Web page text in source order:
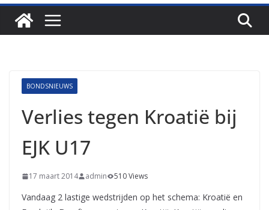
BONDSNIEUWS
Verlies tegen Kroatië bij
EJK U17
17 maart 2014 admin 510 Views
Vandaag 2 lastige wedstrijden op het schema: Kroatië en